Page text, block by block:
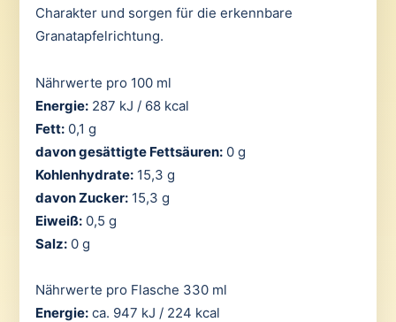
Charakter und sorgen für die erkennbare
Granatapfelrichtung.
Nährwerte pro 100 ml
Energie:287 kJ / 68 kcal
Fett:0,1 g
davon gesättigte Fettsäuren:0 g
Kohlenhydrate:15,3 g
davon Zucker:15,3 g
Eiweiß:0,5 g
Salz:0 g
Nährwerte pro Flasche 330 ml
Energie:ca. 947 kJ / 224 kcal